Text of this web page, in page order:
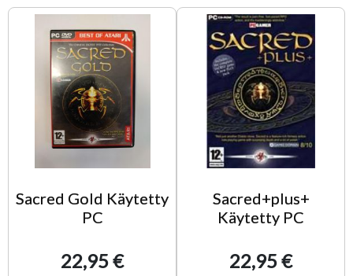
Sacred Gold Käytetty
PC
22,95 €
Sacred+plus+
Käytetty PC
22,95 €